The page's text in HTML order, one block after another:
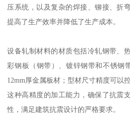
压系统，以及复杂的焊接、铆接、折
提高了生产效率并降低了生产成本。
设备轧制材料的材质包括冷轧钢带、
彩钢板（钢带）、镀锌钢带和不锈钢
12mm厚金属板材；型材尺寸精度可以
这种高精度的加工能力，确保了抗震
性，满足建筑抗震设计的严格要求。